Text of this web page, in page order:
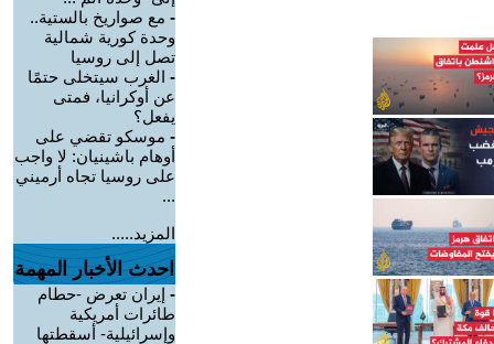
- مع صواريخ بالستية..
وحدة كورية شمالية
تصل إلى روسيا
- الغرب سيتخلى حتمًا
عن أوكرانيا، فمتى
يفعل؟
- موسكو تقضي على
أوهام باشينيان: لا واجب
على روسيا تجاه أرميني
...
المزيد.....
احدث الأخبار المهمة
- إيران تعرض -حطام
طائرات أمريكية
وإسرائيلية- أسقطتها